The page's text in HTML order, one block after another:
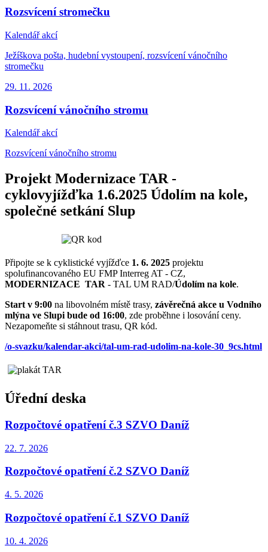
Rozsvícení stromečku
Kalendář akcí
Ježíškova pošta, hudební vystoupení, rozsvícení vánočního
stromečku
29. 11. 2026
Rozsvícení vánočního stromu
Kalendář akcí
Rozsvícení vánočního stromu
Projekt Modernizace TAR -
cyklovyjížďka 1.6.2025 Údolím na kole,
společné setkání Slup
Připojte se k cyklistické vyjížďce 1. 6. 2025 projektu
spolufinancovaného EU FMP Interreg AT - CZ,
MODERNIZACE TAR - TAL UM RAD/Údolím na kole.
Start v 9:00 na libovolném místě trasy, závěrečná akce u Vodního
mlýna ve Slupi bude od 16:00, zde proběhne i losování ceny.
Nezapomeňte si stáhnout trasu, QR kód.
/o-svazku/kalendar-akci/tal-um-rad-udolim-na-kole-30_9cs.html
Úřední deska
Rozpočtové opatření č.3 SZVO Daníž
22. 7. 2026
Rozpočtové opatření č.2 SZVO Daníž
4. 5. 2026
Rozpočtové opatření č.1 SZVO Daníž
10. 4. 2026